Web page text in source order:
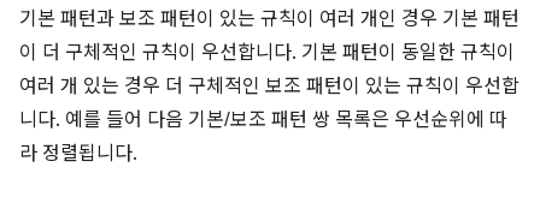
기본 패턴과 보조 패턴이 있는 규칙이 여러 개인 경우 기본 패턴
이 더 구체적인 규칙이 우선합니다. 기본 패턴이 동일한 규칙이
여러 개 있는 경우 더 구체적인 보조 패턴이 있는 규칙이 우선합
니다. 예를 들어 다음 기본/보조 패턴 쌍 목록은 우선순위에 따
라 정렬됩니다.